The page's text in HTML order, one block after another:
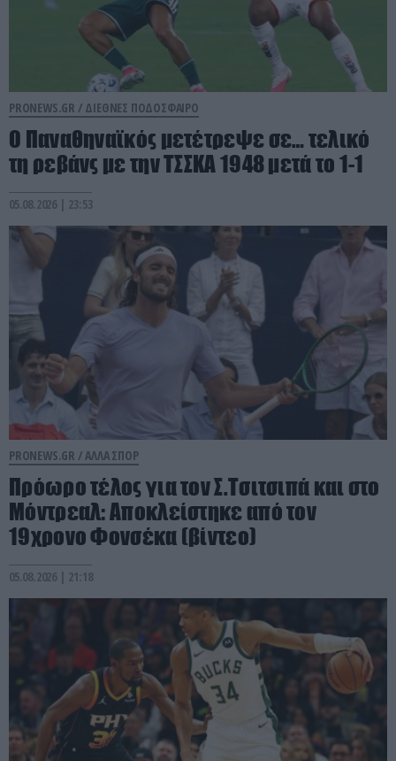
PRONEWS.GR / ΔΙΕΘΝΕΣ ΠΟΔΟΣΦΑΙΡΟ
Ο Παναθηναϊκός μετέτρεψε σε… τελικό
τη ρεβάνς με την ΤΣΣΚΑ 1948 μετά το 1-1
05.08.2026 | 23:53
PRONEWS.GR / ΑΛΛΑ ΣΠΟΡ
Πρόωρο τέλος για τον Σ.Τσιτσιπά και στο
Μόντρεαλ: Αποκλείστηκε από τον
19χρονο Φονσέκα (βίντεο)
05.08.2026 | 21:18